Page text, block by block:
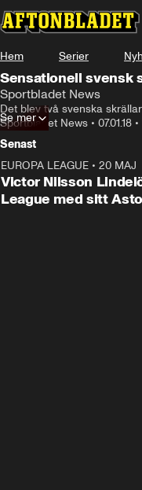
Hem Serier
Sensationell svensk
Sportbladet News
Det blev två svenska
Sportbladet News • 07.01.18 •
Se mer
Senast
EUROPA LEAGUE • 20 MAJ
Victor Nilsson
League med sitt